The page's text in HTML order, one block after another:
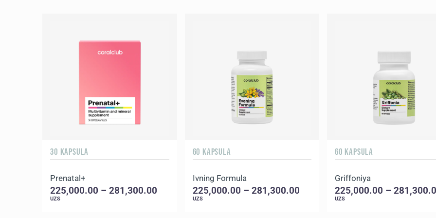
30 KAPSULA
Prenatal+
225,000.00 – 281,300.00
UZS
60 KAPSULA
Ivning Formula
225,000.00 – 281,300.00
UZS
60 KAPSULA
Griffoniya
225,000.00 –
UZS